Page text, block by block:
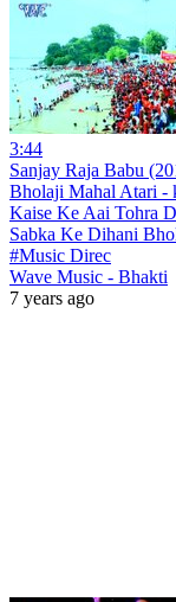
3:44
Sanjay Raja Babu
Bholaji Mahal Atari -
Kaise Ke Aai Tohra
Sabka Ke Dihani
#Music Direc
Wave Music - Bhakti
7 years ago